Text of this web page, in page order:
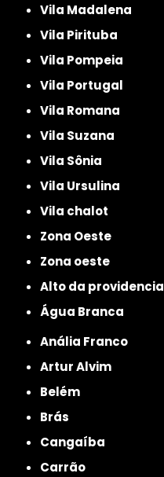
Vila Madalena
Vila Pirituba
Vila Pompeia
Vila Portugal
Vila Romana
Vila Suzana
Vila Sônia
Vila Ursulina
Vila chalot
Zona Oeste
Zona oeste
alto da providencia
Água Branca
Anália Franco
Artur Alvim
Belém
Brás
Cangaíba
Carrão